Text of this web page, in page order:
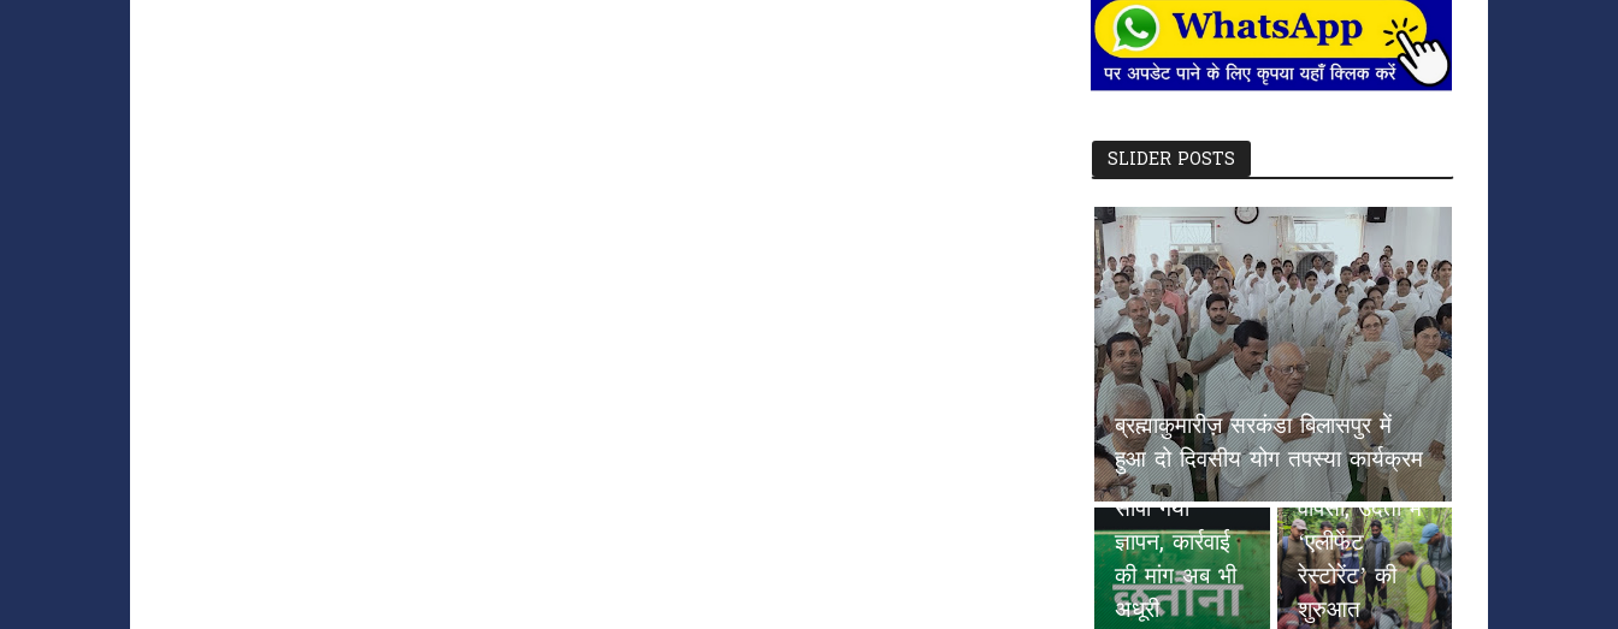
SLIDER POSTS
छतौना --सड़क सुरक्षा जैसे गंभीर मुद्दे
पर कलेक्टर रायपुर एवं NHAI को
सौंपा गया ज्ञापन, कार्रवाई की मांग अब
भी अधूरी
हाथियों के
कदमों से
हरियाली की
वापसी, उदंती में
‘एलीफेंट
रेस्टोरेंट’ की
शुरुआत
पल्स पोलियो
अभियान का
विकासखंड
अभनपुर में
सफल शुभारंभ,
पहले दिन
91.2% लक्ष्य
हासिल